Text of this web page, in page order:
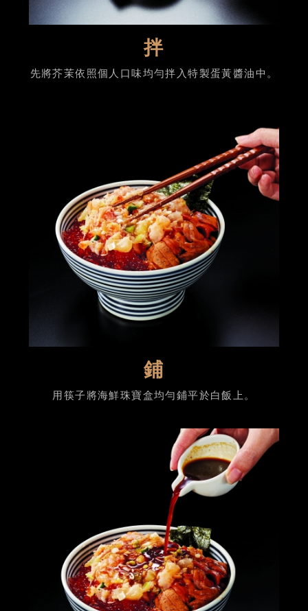
拌
先將芥茉依照個人口味均勻拌入特製蛋黃醬油中。
鋪
用筷子將海鮮珠寶盒均勻鋪平於白飯上。